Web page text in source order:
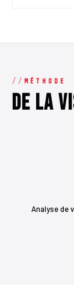
MÉTHODE
De la
Analyse de